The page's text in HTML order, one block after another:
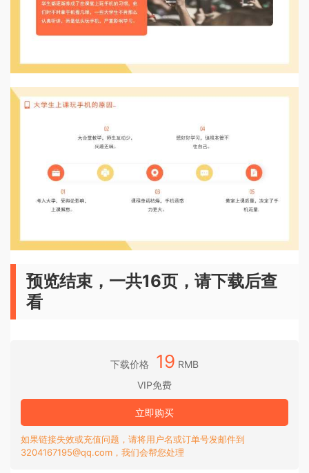
预览结束，一共16页，请下载后查
看
下载价格 19 RMB
VIP免费
立即购买
如果链接失效或充值问题，请将用户名或订单号发邮件到
3204167195@qq.com，我们会帮您处理